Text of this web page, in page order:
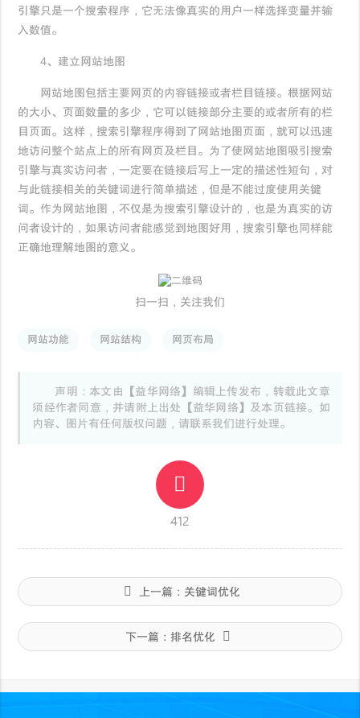
引擎只是一个搜索程序，它无法像真实的用户一样选择变量并输
入数值。
4、建立网站地图
网站地图包括主要网页的内容链接或者栏目链接。根据网站
的大小、页面数量的多少，它可以链接部分主要的或者所有的栏
目页面。这样，搜索引擎程序得到了网站地图页面，就可以迅速
地访问整个站点上的所有网页及栏目。为了使网站地图吸引搜索
引擎与真实访问者，一定要在链接后写上一定的描述性短句，对
与此链接相关的关键词进行简单描述，但是不能过度使用关键
词。作为网站地图，不仅是为搜索引擎设计的，也是为真实的访
问者设计的，如果访问者能感觉到地图好用，搜索引擎也同样能
正确地理解地图的意义。
扫一扫，关注我们
网站功能 网站结构 网页布局
声明：本文由【益华网络】编辑上传发布，转载此文章
须经作者同意，并请附上出处【益华网络】及本页链接。如
内容、图片有任何版权问题，请联系我们进行处理。
412
上一篇： 关键词优化
下一篇： 排名优化